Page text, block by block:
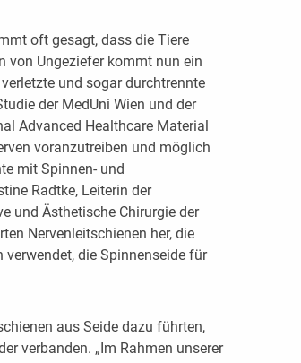
oft gesagt, dass die Tiere
von Ungeziefer kommt nun ein
und sogar durchtrennte
der MedUni Wien und der
Advanced Healthcare Material
voranzutreiben und möglich
mit Spinnen- und
Radtke, Leiterin der
und Ästhetische Chirurgie der
Nervenleitschienen her, die
verwendet, die Spinnenseide für
aus Seide dazu führten,
verbanden. „Im Rahmen unserer